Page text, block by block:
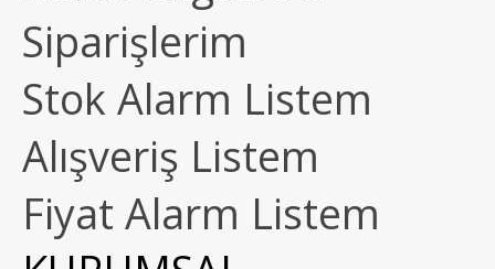
Siparişlerim
Stok Alarm Listem
Alışveriş Listem
Fiyat Alarm Listem